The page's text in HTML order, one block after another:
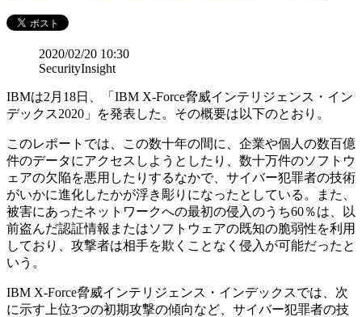
2020/02/20 10:30
SecurityInsight
IBMは2月18日、「IBM X-Force脅威インテリジェンス・イン
デックス2020」を発表した。その概要は以下のとおり。
このレポートでは、この数十年の間に、企業や個人の数百億
件のデータにアクセスしようとしたり、数十万件のソフトウ
ェアの欠陥を悪用したりするなかで、サイバー犯罪者の技術
がいかに進化したかが浮き彫りになったとしている。また、
被害にあったネットワークへの最初の侵入のうち60％は、以
前盗んだ認証情報またはソフトウェアの既知の脆弱性を利用
しており、攻撃者は相手を欺くことなく侵入が可能だったと
いう。
IBM X-Force脅威インテリジェンス・インデックスでは、次
に示す上位3つの初期攻撃の傾向など、サイバー犯罪者の技